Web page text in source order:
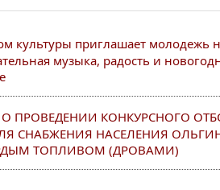
культуры приглашает молодежь
музыка, радость и
ПРОВЕДЕНИИ КОНКУРСНОГО
СНАБЖЕНИЯ НАСЕЛЕНИЯ
ТОПЛИВОМ (ДРОВАМИ)